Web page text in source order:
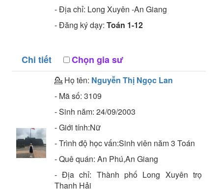
- Địa chỉ: Long Xuyên -An Giang
- Đăng ký dạy: Toán 1-12
Chi tiết Chọn gia sư
💁 Họ tên: Nguyễn Thị Ngọc Lan
- Mã số: 3109
- Sinh năm: 24/09/2003
- Giới tính:Nữ
- Trình độ học vấn:Sinh viên năm 3 Toán
- Quê quán: An Phú,An Giang
- Địa chỉ: Thành phố Long Xuyên trọ
Thanh Hải